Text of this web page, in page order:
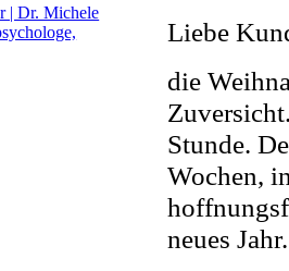
Liebe
die
Stunde.
Wochen,
neues